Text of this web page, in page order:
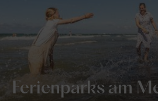
Ferienparks am